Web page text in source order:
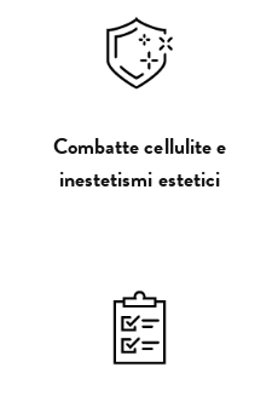
Combatte cellulite e
inestetismi estetici